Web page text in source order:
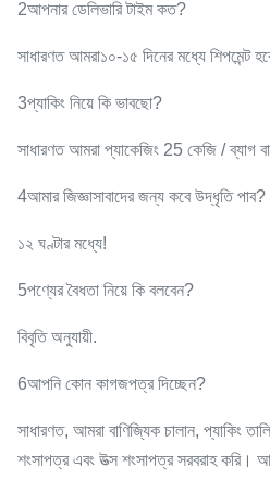
2আপনার ডেলিভারি টাইম কত?
সাধারণত আমরা১০-১৫ দিনের মধ্যে শিপমেন্ট
3প্যাকিং নিয়ে কি ভাবছো?
সাধারণত আমরা প্যাকেজিং 25 কেজি / ব্যাগ বা
4আমার জিজ্ঞাসাবাদের জন্য কবে উদ্ধৃতি পাব?
১২ ঘণ্টার মধ্যে!
5পণ্যের বৈধতা নিয়ে কি বলবেন?
বিবৃতি অনুযায়ী.
6আপনি কোন কাগজপত্র দিচ্ছেন?
সাধারণত, আমরা বাণিজ্যিক চালান, প্যাকিং
শংসাপত্র এবং উত্স শংসাপত্র সরবরাহ করি।